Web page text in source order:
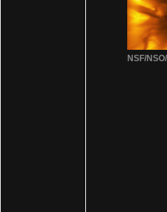
NSF/